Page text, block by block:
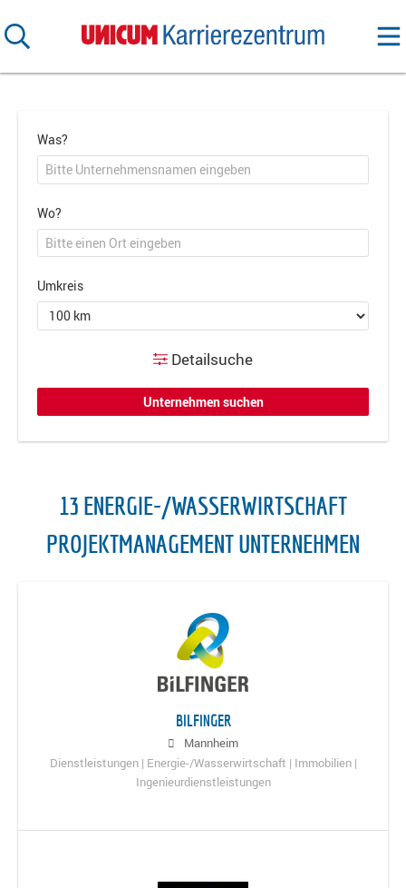
Was?
Wo?
Umkreis
Detailsuche
13 ENERGIE-/WASSERWIRTSCHAFT
PROJEKTMANAGEMENT UNTERNEHMEN
BILFINGER
Mannheim
Dienstleistungen | Energie-/Wasserwirtschaft | Immobilien |
Ingenieurdienstleistungen